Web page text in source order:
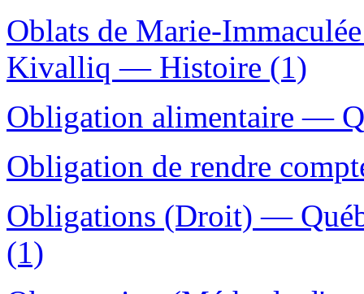
Oblats de Marie-
Kivalliq — Histoire (1)
Obligation alimentaire —
Obligation de rendre
Obligations (Droit) —
(1)